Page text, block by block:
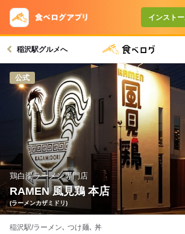
インスト
稲沢駅グルメへ
公式
鶏白湯ラーメン専門店
RAMEN 風見鶏 本店
(ラーメンカザミドリ)
稲沢駅/ラーメン､ つけ麺､ 丼
コースで使えるクーポン
戻る
クーポンを利用せず予約する